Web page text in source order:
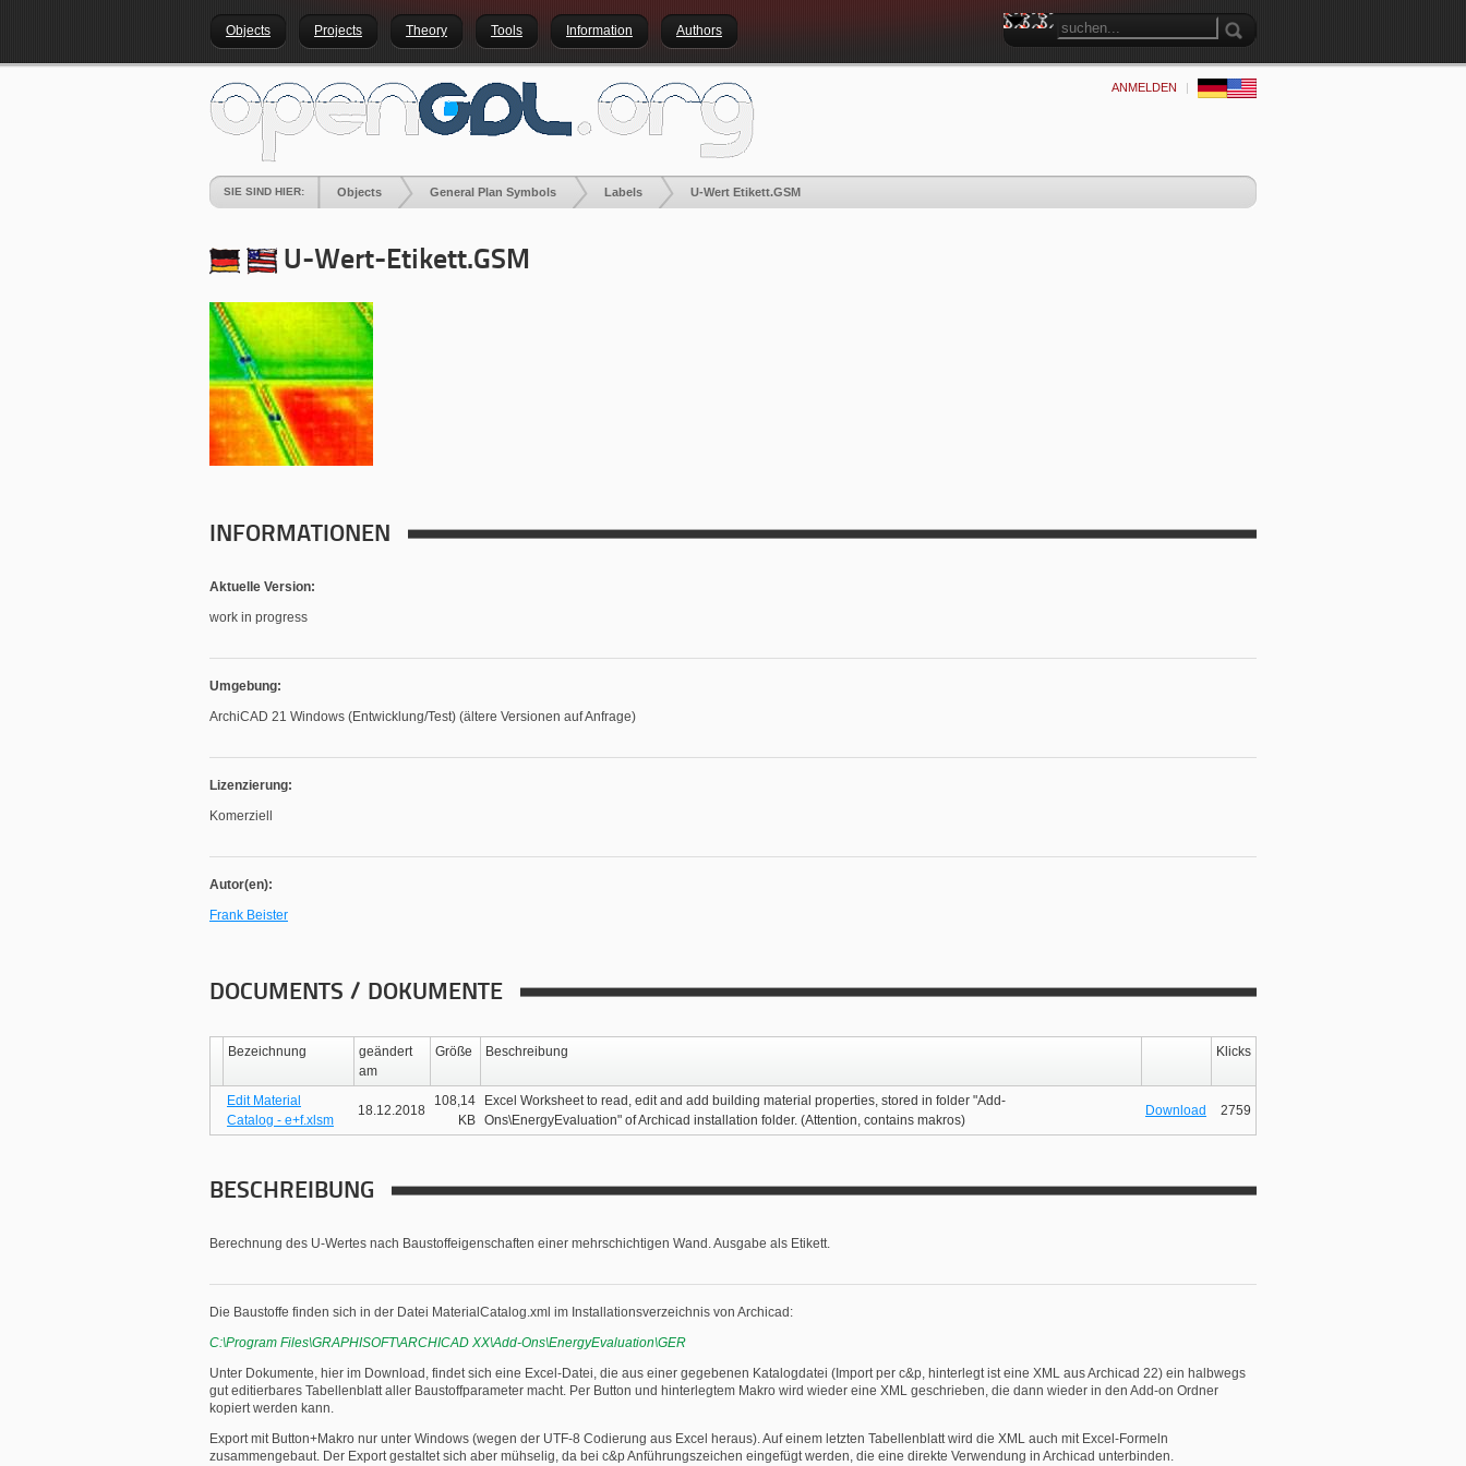
Objects Projects Theory Tools Information Authors
ANMELDEN |
SIE SIND HIER: Objects General Plan Symbols Labels U-Wert Etikett.GSM
U-Wert-Etikett.GSM
INFORMATIONEN
Aktuelle Version:
work in progress
Umgebung:
ArchiCAD 21 Windows (Entwicklung/Test) (ältere Versionen auf Anfrage)
Lizenzierung:
Komerziell
Autor(en):
Frank Beister
DOCUMENTS / DOKUMENTE
Bezeichnung
geändert
am
Größe Beschreibung Klicks
Edit Material
Catalog - e+f.xlsm
18.12.2018
108,14
KB
Excel Worksheet to read, edit and add building material properties, stored in folder "Add-
Ons\EnergyEvaluation" of Archicad installation folder. (Attention, contains makros)
Download 2759
BESCHREIBUNG
Berechnung des U-Wertes nach Baustoffeigenschaften einer mehrschichtigen Wand. Ausgabe als Etikett.
Die Baustoffe finden sich in der Datei MaterialCatalog.xml im Installationsverzeichnis von Archicad:
C:\Program Files\GRAPHISOFT\ARCHICAD XX\Add-Ons\EnergyEvaluation\GER
Unter Dokumente, hier im Download, findet sich eine Excel-Datei, die aus einer gegebenen Katalogdatei (Import per c&p, hinterlegt ist eine XML aus Archicad 22) ein halbwegs
gut editierbares Tabellenblatt aller Baustoffparameter macht. Per Button und hinterlegtem Makro wird wieder eine XML geschrieben, die dann wieder in den Add-on Ordner
kopiert werden kann.
Export mit Button+Makro nur unter Windows (wegen der UTF-8 Codierung aus Excel heraus). Auf einem letzten Tabellenblatt wird die XML auch mit Excel-Formeln
zusammengebaut. Der Export gestaltet sich aber mühselig, da bei c&p Anführungszeichen eingefügt werden, die eine direkte Verwendung in Archicad unterbinden.